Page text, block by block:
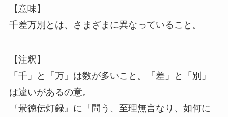
【意味】
千差万別とは、さまざまに異なっていること。
【注釈】
「千」と「万」は数が多いこと。「差」と「別」
は違いがあるの意。
『景徳伝灯録』に「問う、至理無言なり、如何に